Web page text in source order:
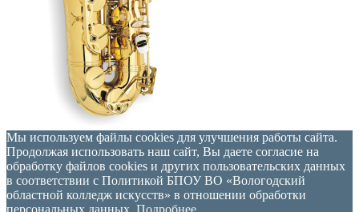
Мы используем файлы cookies для улучшения работы сайта.
Продолжая использовать наш сайт, Вы даете согласие на
обработку файлов cookies и других пользовательских данных
в соответствии с Политикой БПОУ ВО «Вологодский
областной колледж искусств» в отношении обработки